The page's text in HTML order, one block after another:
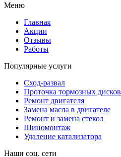
Меню
Главная
Акции
Отзывы
Работы
Популярные услуги
Сход-развал
Проточка тормозных дисков
Ремонт двигателя
Замена масла в двигателе
Ремонт и замена стекол
Шиномонтаж
Удаление катализатора
Наши соц. сети